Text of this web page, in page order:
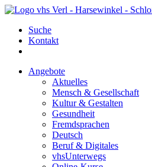
Suche
Kontakt
Angebote
Aktuelles
Mensch & Gesellschaft
Kultur & Gestalten
Gesundheit
Fremdsprachen
Deutsch
Beruf & Digitales
vhsUnterwegs